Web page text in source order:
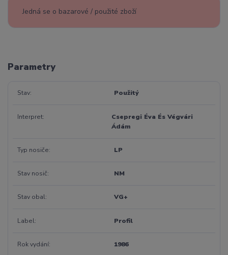
Jedná se o bazarové / použité zboží
Parametry
Stav Použitý
Interpret
Csepregi Éva És Végvári
Ádám
Typ nosiče LP
Stav nosič NM
Stav obal VG+
Label Profil
Rok vydání 1986